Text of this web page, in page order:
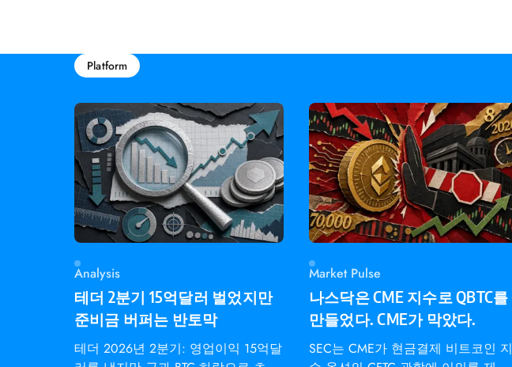
Platform
Analysis
테더 2분기 15억달러 벌었지만
준비금 버퍼는 반토막
테더 2026년 2분기: 영업이익 15억달
Market Pulse
나스닥은 CME 지수로 QBTC를
만들었다. CME가 막았다.
SEC는 CME가 현금결제 비트코인 지